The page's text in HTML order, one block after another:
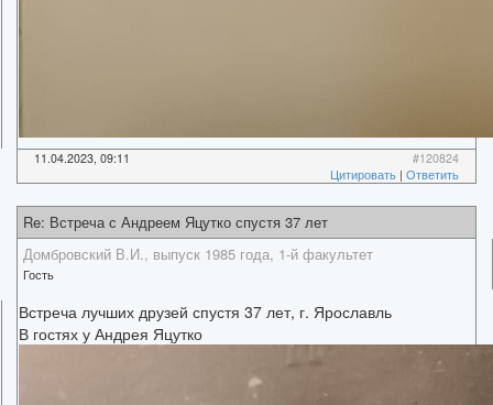
11.04.2023, 09:11
#120824
Цитировать | Ответить
Re: Встреча с Андреем Яцутко спустя 37 лет
Домбровский В.И., выпуск 1985 года, 1-й факультет
Гость
Встреча лучших друзей спустя 37 лет, г. Ярославль
В гостях у Андрея Яцутко